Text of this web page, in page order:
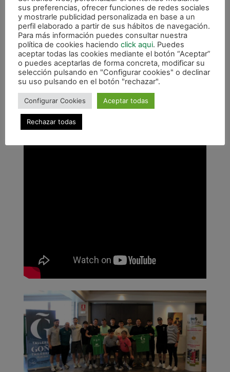
incondicional a dos empresas de la Sakana que
siempre han estado muy ligadas a la entidad de
Irurtzun.
sus preferencias, ofrecer funciones de redes sociales
y mostrarle publicidad personalizada en base a un
perfil elaborado a partir de sus hábitos de navegación.
Para más información puedes consultar nuestra
política de cookies haciendo click aqui. Puedes
aceptar todas las cookies mediante el botón “Aceptar”
o puedes aceptarlas de forma concreta, modificar su
selección pulsando en "Configurar cookies" o declinar
su uso pulsando en el botón "rechazar".
Configurar Cookies Aceptar todas
Rechazar todas